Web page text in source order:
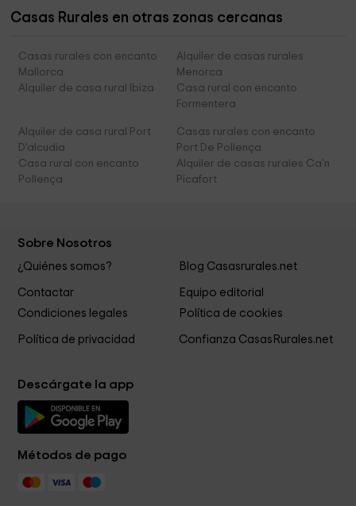
Casas Rurales en otras zonas cercanas
Casas rurales con encanto
Mallorca
Alquiler de casas rurales
Menorca
Alquiler de casa rural Ibiza
Casa rural con encanto
Formentera
Alquiler de casa rural Port
D'alcudia
Casas rurales con encanto
Port De Pollença
Casa rural con encanto
Pollença
Alquiler de casas rurales Ca'n
Picafort
Sobre Nosotros
¿Quiénes somos? Blog Casasrurales.net
Contactar
Equipo editorial
Condiciones legales
Política de cookies
Política de privacidad Confianza CasasRurales.net
Descárgate la app
Métodos de pago